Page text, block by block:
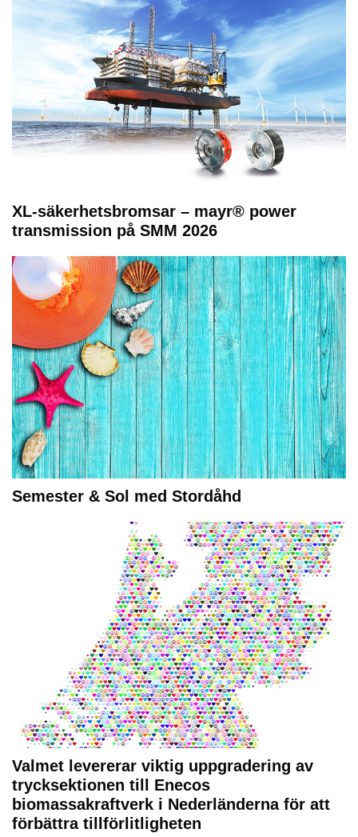
XL-säkerhetsbromsar – mayr® power
transmission på SMM 2026
Semester & Sol med Stordåhd
Valmet levererar viktig uppgradering av
trycksektionen till Enecos
biomassakraftverk i Nederländerna för att
förbättra tillförlitligheten